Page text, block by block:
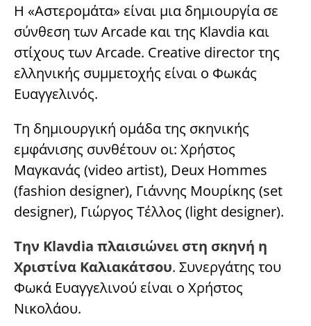
Η «Αστερομάτα» είναι μια δημιουργία σε
σύνθεση των Arcade και της Klavdia και
στίχους των Arcade. Creative director της
ελληνικής συμμετοχής είναι ο Φωκάς
Ευαγγελινός.
Τη δημιουργική ομάδα της σκηνικής
εμφάνισης συνθέτουν οι: Χρήστος
Μαγκανάς (video artist), Deux Hommes
(fashion designer), Γιάννης Μουρίκης (set
designer), Γιώργος Τέλλoς (light designer).
Την Klavdia πλαισιώνει στη σκηνή η
Χριστίνα Καλιακάτσου. Συνεργάτης του
Φωκά Ευαγγελινού είναι ο Χρήστος
Νικολάου.